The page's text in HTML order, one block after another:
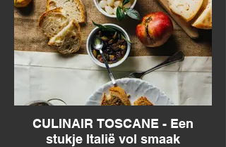
CULINAIR TOSCANE - Een
stukje Italië vol smaak